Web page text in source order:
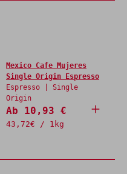
Mexico Cafe Mujeres
Single Origin Espresso
Espresso | Single
Origin
Ab 10,93 €
43,72€ / 1kg